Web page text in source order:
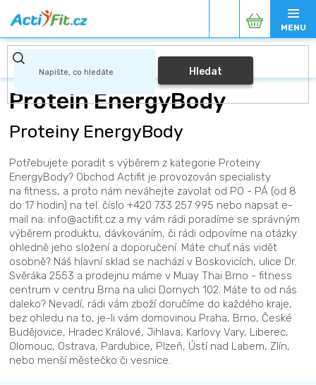
na
obsah
Hledat
Nákupní
košík
Protein EnergyBody
Proteiny EnergyBody
Potřebujete poradit s výběrem z kategorie Proteiny
EnergyBody? Obchod Actifit je provozován specialisty
na fitness, a proto nám neváhejte zavolat od PO - PÁ (od 8
do 17 hodin) na tel. číslo +420 733 257 995 nebo napsat e-
mail na: info@actifit.cz a my vám rádi poradíme se správným
výběrem produktu, dávkováním, či rádi odpovíme na otázky
ohledně jeho složení a doporučení. Máte chuť nás vidět
osobně? Náš hlavní sklad se nachází v Boskovicích, ulice Dr.
Svěráka 2553 a prodejnu máme v Muay Thai Brno - fitness
centrum v centru Brna na ulici Dornych 102. Máte to od nás
daleko? Nevadí, rádi vám zboží doručíme do každého kraje,
bez ohledu na to, je-li vám domovinou Praha, Brno, České
Budějovice, Hradec Králové, Jihlava, Karlovy Vary, Liberec,
Olomouc, Ostrava, Pardubice, Plzeň, Ústí nad Labem, Zlín,
nebo menší městečko či vesnice.